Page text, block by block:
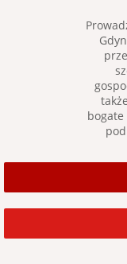
bogate